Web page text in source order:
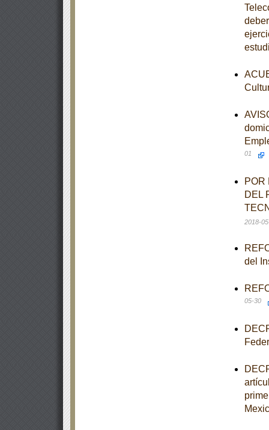
01
POR
DEL
2018-
del
05-30